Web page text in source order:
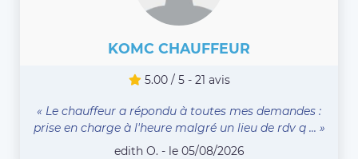
KOMC CHAUFFEUR
5.00 / 5 - 21 avis
« Le chauffeur a répondu à toutes mes demandes :
prise en charge à l'heure malgré un lieu de rdv q ... »
edith O. - le 05/08/2026